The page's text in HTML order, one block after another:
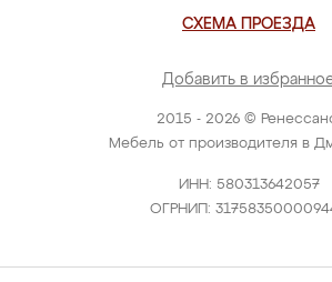
2015 - 2026 ©
Мебель от производителя в
ИНН: 580313642057
ОГРНИП:
СХЕМА ПРОЕЗДА
Добавить в